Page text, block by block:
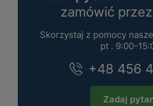
zamówić
Skorzystaj z pomocy
pt . 9:00-
+48 456
Zadaj